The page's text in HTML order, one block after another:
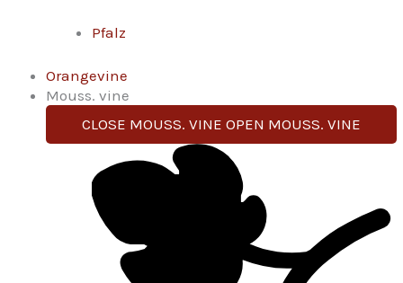
Pfalz
Orangevine
Mouss. vine
CLOSE MOUSS. VINE OPEN MOUSS. VINE